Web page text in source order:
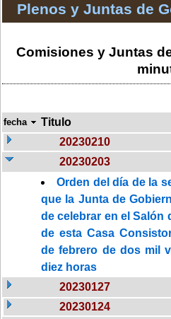
Plenos y Juntas de
Comisiones y Juntas
fecha Titulo
20230210
20230203
Orden del día de la
que la Junta de
de celebrar en el Salón
de esta Casa
de febrero de dos mil
diez horas
20230127
20230124